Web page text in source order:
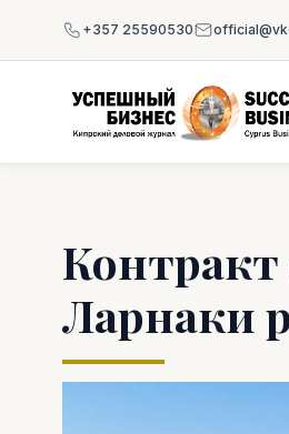
+357 25590530
Контракт
Ларнаки